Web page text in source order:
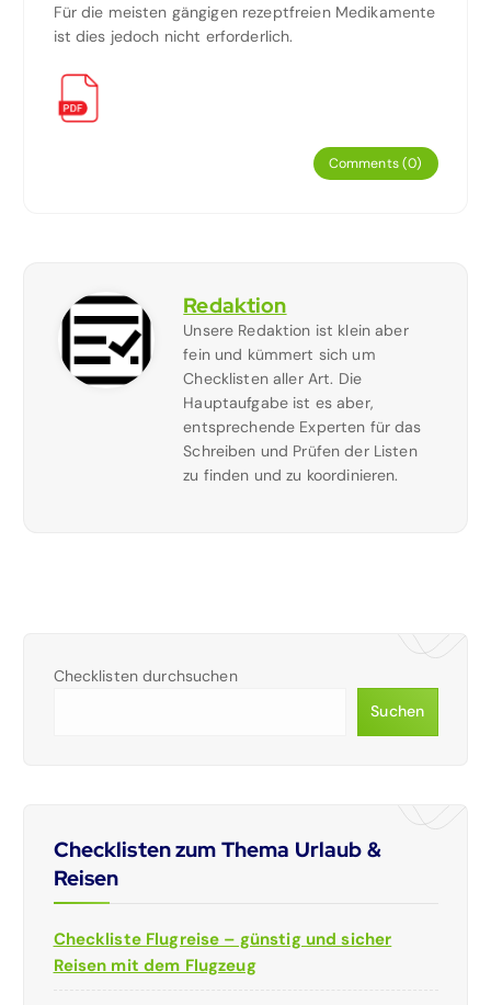
Für die meisten gängigen rezeptfreien Medikamente
ist dies jedoch nicht erforderlich.
Comments (0)
Redaktion
Unsere Redaktion ist klein aber
fein und kümmert sich um
Checklisten aller Art. Die
Hauptaufgabe ist es aber,
entsprechende Experten für das
Schreiben und Prüfen der Listen
zu finden und zu koordinieren.
Checklisten durchsuchen
Suchen
Checklisten zum Thema Urlaub &
Reisen
Checkliste Flugreise – günstig und sicher
Reisen mit dem Flugzeug